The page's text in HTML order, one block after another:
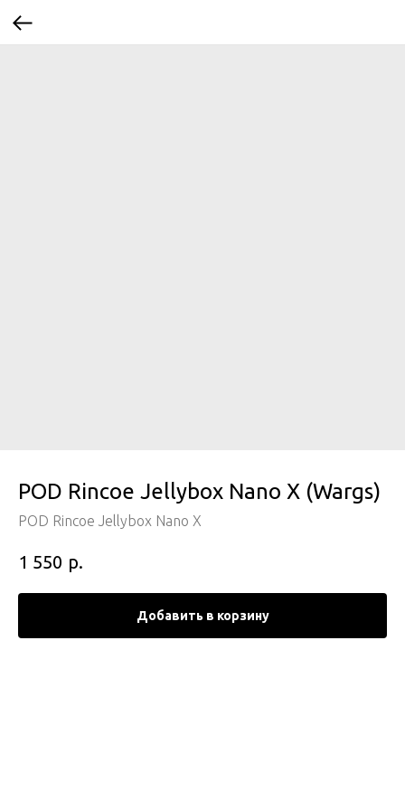
POD Rincoe Jellybox Nano X (Wargs)
POD Rincoe Jellybox Nano X
1 550 р.
Добавить в корзину